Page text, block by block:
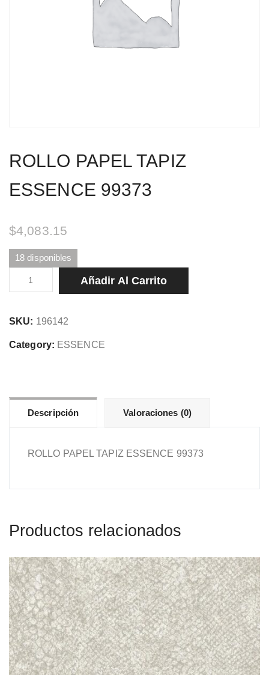
ROLLO PAPEL TAPIZ
ESSENCE 99373
$4,083.15
18 disponibles
ROLLO
PAPEL
ESSENCE
99373
Añadir Al Carrito
SKU: 196142
Category: ESSENCE
Descripción Valoraciones (0)
ROLLO PAPEL TAPIZ ESSENCE 99373
Productos relacionados